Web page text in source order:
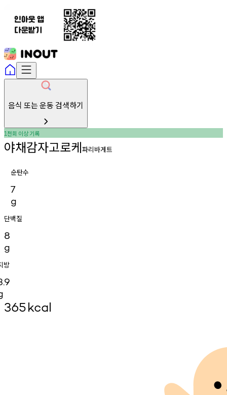
음식 또는 운동 검색하기
1천회 이상기록
야채감자고로케파리바게트
순탄수
7
g
단백질
8
g
방
365kcal